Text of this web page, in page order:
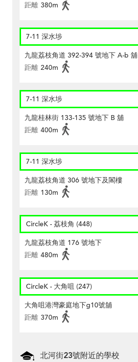
距離 380m
7-11 深水埗
九龍荔枝角道 392-394 號地下 A-b 舖
距離 240m
7-11 深水埗
九龍桂林街 133-135 號地下 B 舖
距離 400m
7-11 深水埗
九龍荔枝角道 306 號地下及閣樓
距離 130m
CircleK - 荔枝角 (448)
九龍荔枝角道 176 號地下
距離 480m
CircleK - 大角咀 (247)
大角咀港灣豪庭地下g10號舖
距離 370m
北河街23號附近的學校